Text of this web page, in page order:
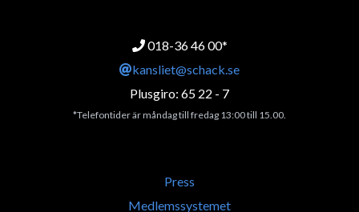
018-36 46 00*
kansliet@schack.se
Plusgiro: 65 22 - 7
*Telefontider är måndag till fredag 13:00 till 15.00.
Press
Medlemssystemet